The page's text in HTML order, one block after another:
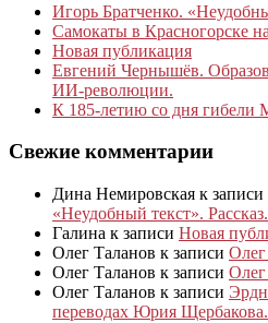
Игорь Братченко.
Самокаты в Красногорске
Новая публикация
Евгений Чернышёв.
ИИ-революции.
К 185‑летию со дня
Свежие комментарии
Дина Немировская к записи
«Неудобный текст». Рассказ.
Галина к записи Новая
Олег Таланов к записи Олег
Олег Таланов к записи Олег
Олег Таланов к записи
переводах Юрия Щербакова.